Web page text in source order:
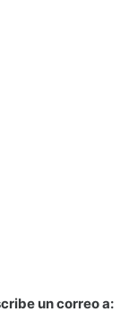
un correo a: